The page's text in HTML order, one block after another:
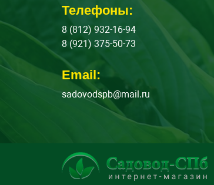
Телефоны:
8 (812) 932-16-94
8 (921) 375-50-73
Email:
sadovodspb@mail.ru